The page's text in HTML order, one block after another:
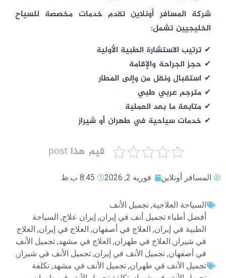
شركة المسافر أونلاین تقدم خدمات مخصصة للسياح
الخليجيين تشمل:
✔ ترتيب الاستشارة الطبية الأولية
✔ حجز الجراحة والإقامة
✔ استقبال ونقل من وإلى المطار
✔ مترجم عربي طبي
✔ متابعة ما بعد العملية
✔ خدمات سياحية في طهران أو شيراز
قيم هذا post
المسافر أونلاين فوریه 2, 2026 8:45 ب.ظ
السياحة العلاجية,تجميل الأنف
أفضل أطباء تجميل أنف في إيران,إيران علاج,السياحة
الطبية في إيران,العلاج في أصفهان,العلاج في إيران,العلاج
في شيراز, العلاج في طهران,العلاج في مشهد,تجميل الأنف
في أصفهان,تجميل الأنف في إيران,تجميل الأنف في شيراز,
تجميل الأنف في طهران,تجميل الأنف في مشهد,تكلفة